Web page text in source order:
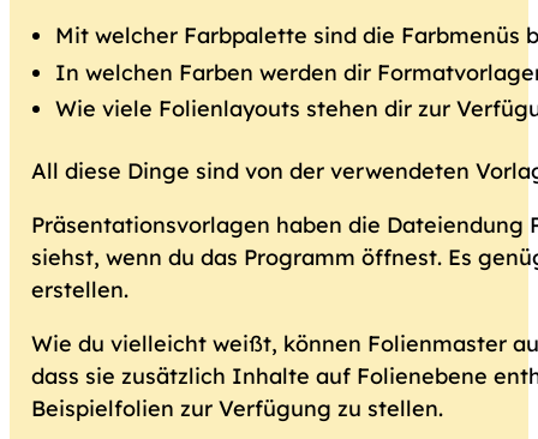
Mit welcher Farbpalette sind die Farbmenüs
In welchen Farben werden dir
Wie viele Folienlayouts stehen dir zur
All diese Dinge sind von der verwendeten
Präsentationsvorlagen haben die Dateiendung
siehst, wenn du das Programm öffnest. Es
erstellen.
Wie du vielleicht weißt, können Folienmaster
dass sie zusätzlich Inhalte auf Folienebene
Beispielfolien zur Verfügung zu stellen.